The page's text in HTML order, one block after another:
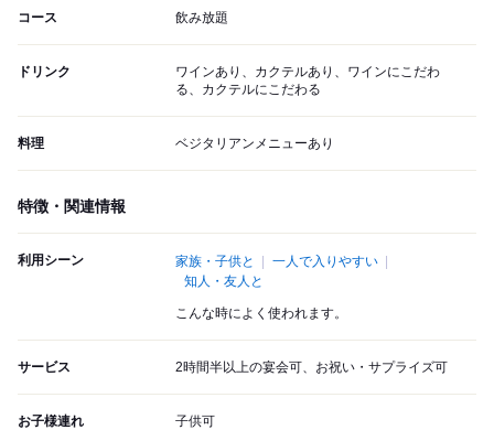
コース 飲み放題
ドリンク
ワインあり、カクテルあり、ワインにこだわ
る、カクテルにこだわる
料理 ベジタリアンメニューあり
特徴・関連情報
利用シーン 家族・子供と
一人で入りやすい
知人・友人と
こんな時によく使われます。
サービス 2時間半以上の宴会可、お祝い・サプライズ可
お子様連れ 子供可